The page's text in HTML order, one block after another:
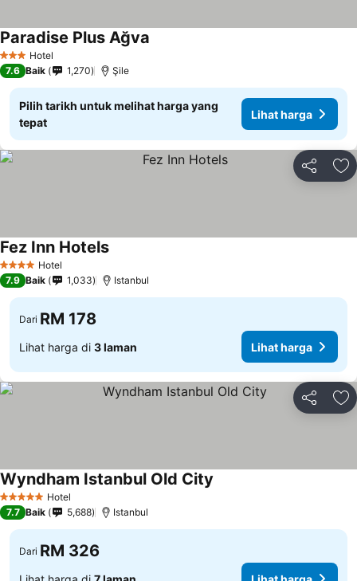
3 BintangHotel
Paradise Plus Ağva
7.6 Baik 1,270 Şile
Pilih tarikh untuk melihat harga yang
tepat
Lihat harga
Kongsi
4 BintangHotel
Fez Inn Hotels
7.9 Baik 1,033 Istanbul
Dari RM 178
Lihat harga di 3 laman Lihat harga
Kongsi
5 Bintang Hotel
Wyndham Istanbul Old City
7.7 Baik 5,688 Istanbul
Dari RM 326